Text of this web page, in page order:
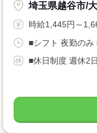
埼玉県越谷市/
時給1,445円～
■シフト 夜勤の
■休日制度 週休2